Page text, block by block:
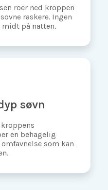
roer ned kroppen
raskere. Ingen
på natten.
søvn
en behagelig
som kan